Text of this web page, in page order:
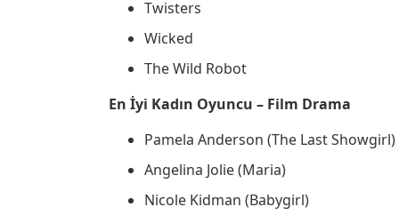
Twisters
Wicked
The Wild Robot
En İyi Kadın Oyuncu – Film Drama
Pamela Anderson (The Last Showgirl)
Angelina Jolie (Maria)
Nicole Kidman (Babygirl)